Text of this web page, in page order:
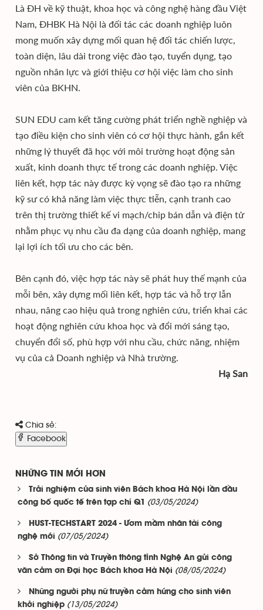
Là ĐH về kỹ thuật, khoa học và công nghệ hàng đầu Việt
Nam, ĐHBK Hà Nội là đối tác các doanh nghiệp luôn
mong muốn xây dựng mối quan hệ đối tác chiến lược,
toàn diện, lâu dài trong việc đào tạo, tuyển dụng, tạo
nguồn nhân lực và giới thiệu cơ hội việc làm cho sinh
viên của BKHN.
SUN EDU cam kết tăng cường phát triển nghề nghiệp và
tạo điều kiện cho sinh viên có cơ hội thực hành, gắn kết
những lý thuyết đã học với môi trường hoạt động sản
xuất, kinh doanh thực tế trong các doanh nghiệp. Việc
liên kết, hợp tác này được kỳ vọng sẽ đào tạo ra những
kỹ sư có khả năng làm việc thực tiễn, cạnh tranh cao
trên thị trường thiết kế vi mạch/chip bán dẫn và điện tử
nhằm phục vụ nhu cầu đa dạng của doanh nghiệp, mang
lại lợi ích tối ưu cho các bên.
Bên cạnh đó, việc hợp tác này sẽ phát huy thế mạnh của
mỗi bên, xây dựng mối liên kết, hợp tác và hỗ trợ lẫn
nhau, nâng cao hiệu quả trong nghiên cứu, triển khai các
hoạt động nghiên cứu khoa học và đổi mới sáng tạo,
chuyển đổi số, phù hợp với nhu cầu, chức năng, nhiệm
vụ của cả Doanh nghiệp và Nhà trường.
Hạ San
Chia sẻ:
Facebook
NHỮNG TIN MỚI HƠN
Trải nghiệm của sinh viên Bách khoa Hà Nội lần đầu
công bố quốc tế trên tạp chí Q1
(03/05/2024)
HUST-TECHSTART 2024 - Ươm mầm nhân tài công
nghệ mới (07/05/2024)
Sở Thông tin và Truyền thông tỉnh Nghệ An gửi công
văn cảm ơn Đại học Bách khoa Hà Nội (08/05/2024)
Những người phụ nữ truyền cảm hứng cho sinh viên
khởi nghiệp (13/05/2024)